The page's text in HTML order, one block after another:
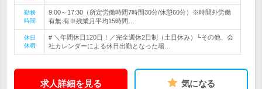
勤務
時間
9:00～17:30（所定労働時間7時間30分/休憩60分）※時間外労働
有無:有※残業月平均15時間…
休日
休暇
# ＼年間休日120日！／完全週休2日制（土日休み）└その他、会
社カレンダーによる休日出勤となった場…
求人詳細を見る 気になる